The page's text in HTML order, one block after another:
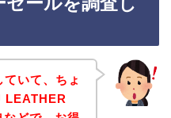
いて、ちょ
LEATHER